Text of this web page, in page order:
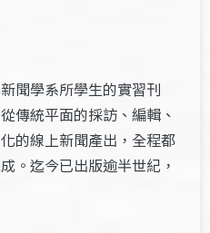
聞學系所學生的實習刊
傳統平面的採訪、編輯、
的線上新聞產出，全程都
。迄今已出版逾半世紀，